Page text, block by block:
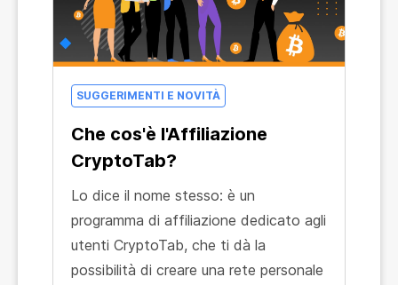
pandemia globale e isolamento. Per
quanto riguarda i banner, utilizzateli per
portare potenziali clienti alla pagina di
arrivo a partire dalle pubblicità mirate
o da altri canali.
SUGGERIMENTI E NOVITÀ
Che cos'è l'Affiliazione
CryptoTab?
Lo dice il nome stesso: è un
programma di affiliazione dedicato agli
utenti CryptoTab, che ti dà la
possibilità di creare una rete personale